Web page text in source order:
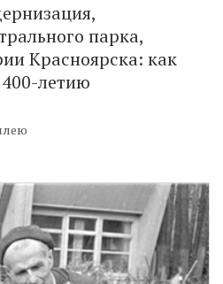
парка,
Красноярска: как
летию